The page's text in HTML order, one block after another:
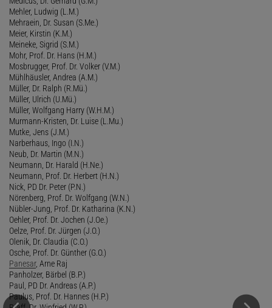
Mehler, Ludwig (L.M.)
Mehraein, Dr. Susan (S.Me.)
Meier, Kirstin (K.M.)
Meineke, Sigrid (S.M.)
Mohr, Prof. Dr. Hans (H.M.)
Mosbrugger, Prof. Dr. Volker (V.M.)
Mühlhäusler, Andrea (A.M.)
Müller, Dr. Ralph (R.Mü.)
Müller, Ulrich (U.Mü.)
Müller, Wolfgang Harry (W.H.M.)
Murmann-Kristen, Dr. Luise (L.Mu.)
Mutke, Jens (J.M.)
Narberhaus, Ingo (I.N.)
Neub, Dr. Martin (M.N.)
Neumann, Dr. Harald (H.Ne.)
Neumann, Prof. Dr. Herbert (H.N.)
Nick, PD Dr. Peter (P.N.)
Nörenberg, Prof. Dr. Wolfgang (W.N.)
Nübler-Jung, Prof. Dr. Katharina (K.N.)
Oehler, Prof. Dr. Jochen (J.Oe.)
Oelze, Prof. Dr. Jürgen (J.O.)
Olenik, Dr. Claudia (C.O.)
Osche, Prof. Dr. Günther (G.O.)
Panesar, Arne Raj
Panholzer, Bärbel (B.P.)
Paul, PD Dr. Andreas (A.P.)
Paulus, Prof. Dr. Hannes (H.P.)